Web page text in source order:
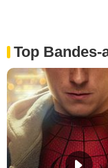
Top Bandes-